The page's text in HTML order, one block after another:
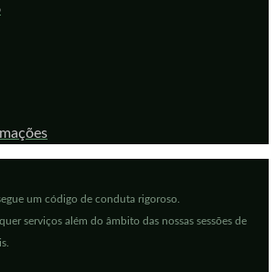
um código de conduta rigoroso.
serviços além do âmbito das nossas sessões de